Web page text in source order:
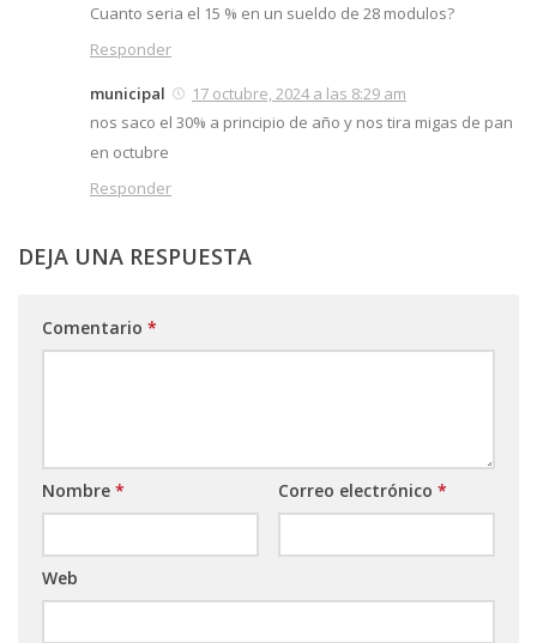
Cuanto seria el 15 % en un sueldo de 28 modulos?
Responder
municipal
17 octubre, 2024 a las 8:29 am
nos saco el 30% a principio de año y nos tira migas de pan
en octubre
Responder
DEJA UNA RESPUESTA
Comentario *
Nombre * Correo electrónico *
Web